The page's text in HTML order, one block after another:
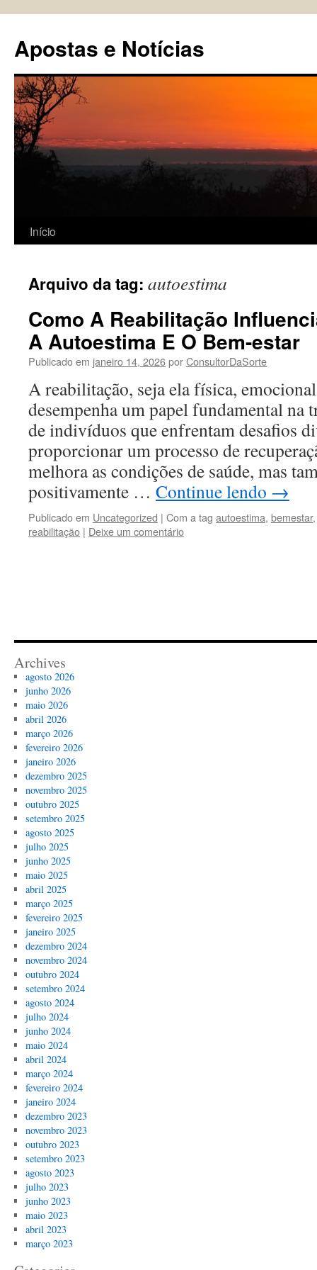
conteúdo
Apostas e Notícias
Início
Arquivo da tag: autoestima
Como A Reabilitação
A Autoestima E O Bem-estar
Publicado em janeiro 14, 2026porConsultorDaSorte
A reabilitação, seja ela física,
desempenha um papel fundamental na
de indivíduos que enfrentam desafios
proporcionar um processo de
melhora as condições de saúde, mas
positivamente … Continue lendo →
Publicado em Uncategorized | Com a tag autoestima, bemestar
reabilitação | Deixe um comentário
Archives
agosto 2026
junho 2026
maio 2026
abril 2026
março 2026
fevereiro 2026
janeiro 2026
dezembro 2025
novembro 2025
outubro 2025
setembro 2025
agosto 2025
julho 2025
junho 2025
maio 2025
abril 2025
março 2025
fevereiro 2025
janeiro 2025
dezembro 2024
novembro 2024
outubro 2024
setembro 2024
agosto 2024
julho 2024
junho 2024
maio 2024
abril 2024
março 2024
fevereiro 2024
janeiro 2024
dezembro 2023
novembro 2023
outubro 2023
setembro 2023
agosto 2023
julho 2023
junho 2023
maio 2023
abril 2023
março 2023